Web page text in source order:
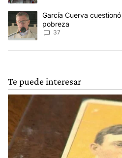
Un artículo de tendencia con el
García Cuerva
pobreza
37